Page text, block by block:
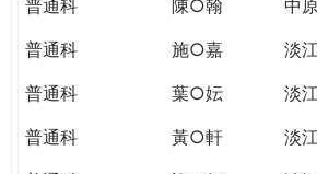
普通科
陳○翰
中
普通科
施○嘉
淡
普通科
葉○妘
淡
普通科
黃○軒
淡